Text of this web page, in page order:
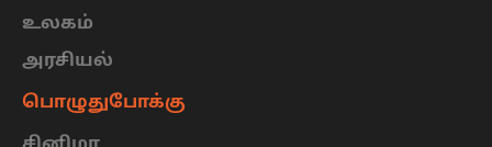
உலகம்
அரசியல்
பொழுதுபோக்கு